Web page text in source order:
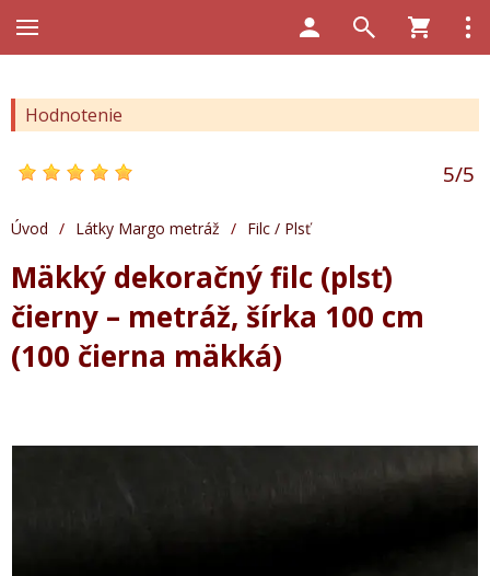
Hodnotenie
5/5
Úvod / Látky Margo metráž / Filc / Plsť
Mäkký dekoračný filc (plsť)
čierny – metráž, šírka 100 cm
(100 čierna mäkká)